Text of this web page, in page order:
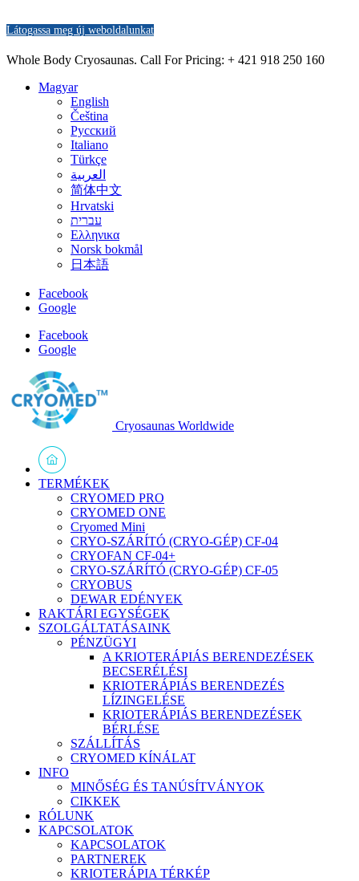
Látogassa meg új weboldalunkat
Whole Body Cryosaunas. Call For Pricing: + 421 918 250 160
Magyar
English
Čeština
Русский
Italiano
Türkçe
العربية
简体中文
Hrvatski
עברית
Ελληνικα
Norsk bokmål
日本語
Facebook
Google
Facebook
Google
Cryosaunas Worldwide
TERMÉKEK
CRYOMED PRO
CRYOMED ONE
Cryomed Mini
CRYO-SZÁRÍTÓ (CRYO-GÉP) CF-04
CRYOFAN CF-04+
CRYO-SZÁRÍTÓ (CRYO-GÉP) CF-05
CRYOBUS
DEWAR EDÉNYEK
RAKTÁRI EGYSÉGEK
SZOLGÁLTATÁSAINK
PÉNZÜGYI
A KRIOTERÁPIÁS BERENDEZÉSEK
BECSERÉLÉSI
KRIOTERÁPIÁS BERENDEZÉS
LÍZINGELÉSE
KRIOTERÁPIÁS BERENDEZÉSEK
BÉRLÉSE
SZÁLLÍTÁS
CRYOMED KÍNÁLAT
INFO
MINŐSÉG ÉS TANÚSÍTVÁNYOK
CIKKEK
RÓLUNK
KAPCSOLATOK
KAPCSOLATOK
PARTNEREK
KRIOTERÁPIA TÉRKÉP